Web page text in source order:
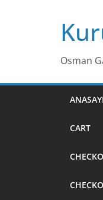
Osman
CART